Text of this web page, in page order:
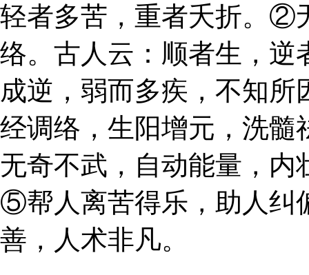
轻者多苦，重者夭折。②
络。古人云：顺者生，逆
成逆，弱而多疾，不知
经调络，生阳增元，洗
无奇不武，自动能量，
⑤帮人离苦得乐，助人纠
善，人术非凡。